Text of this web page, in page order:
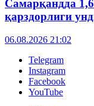
Самарқандда
қарздорлиги
06.08.2026 21:02
Telegram
Instagram
Facebook
YouTube